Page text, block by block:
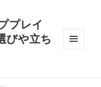
プレイ
びや立ち